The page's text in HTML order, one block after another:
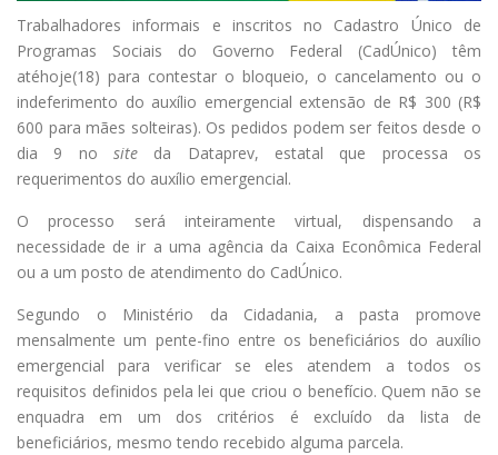
Trabalhadores informais e inscritos no Cadastro Único de
Programas Sociais do Governo Federal (CadÚnico) têm
atéhoje(18) para contestar o bloqueio, o cancelamento ou o
indeferimento do auxílio emergencial extensão de R$ 300 (R$
600 para mães solteiras). Os pedidos podem ser feitos desde o
dia 9 no site da Dataprev, estatal que processa os
requerimentos do auxílio emergencial.
O processo será inteiramente virtual, dispensando a
necessidade de ir a uma agência da Caixa Econômica Federal
ou a um posto de atendimento do CadÚnico.
Segundo o Ministério da Cidadania, a pasta promove
mensalmente um pente-fino entre os beneficiários do auxílio
emergencial para verificar se eles atendem a todos os
requisitos definidos pela lei que criou o benefício. Quem não se
enquadra em um dos critérios é excluído da lista de
beneficiários, mesmo tendo recebido alguma parcela.